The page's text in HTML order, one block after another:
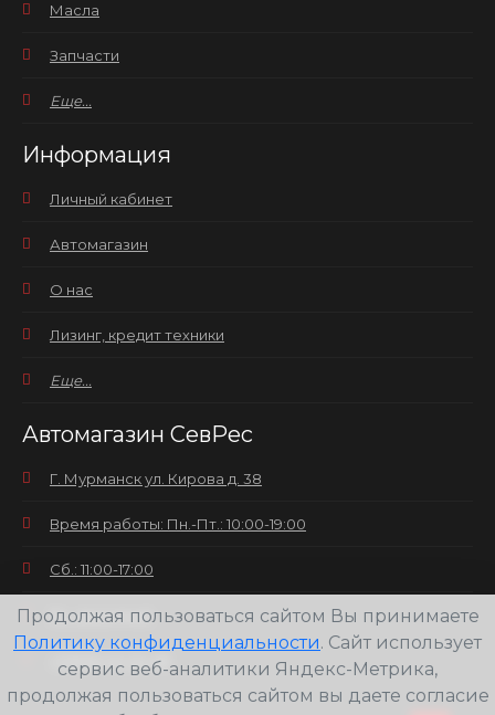
Масла
Запчасти
Еще...
Информация
Личный кабинет
Автомагазин
О нас
Лизинг, кредит техники
Еще...
Автомагазин СевРес
Г. Мурманск ул. Кирова д. 38
Время работы: Пн.-Пт.: 10:00-19:00
Сб.: 11:00-17:00
Вс.: выходной
+7(8152) 25-30-58
Продолжая пользоваться сайтом Вы принимаете
Политику конфиденциальности. Сайт использует
сервис веб-аналитики Яндекс-Метрика,
продолжая пользоваться сайтом вы даете согласие